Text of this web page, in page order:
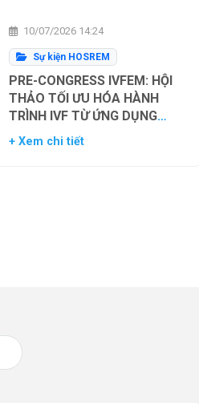
10/07/2026 14:24
Sự kiện HOSREM
PRE-CONGRESS IVFEM: HỘI
THẢO TỐI ƯU HÓA HÀNH
TRÌNH IVF TỪ ỨNG DỤNG
HIỆN TẠI ĐẾN XU HƯỚNG
+ Xem chi tiết